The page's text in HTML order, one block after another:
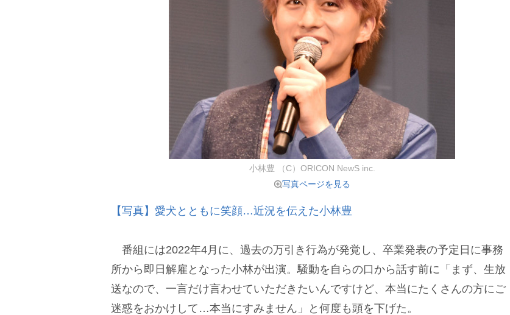
小林豊 （C）ORICON NewS inc.
写真ページを見る
【写真】愛犬とともに笑顔…近況を伝えた小林豊
番組には2022年4月に、過去の万引き行為が発覚し、卒業発表の予定日に事務
所から即日解雇となった小林が出演。騒動を自らの口から話す前に「まず、生放
送なので、一言だけ言わせていただきたいんですけど、本当にたくさんの方にご
迷惑をおかけして…本当にすみません」と何度も頭を下げた。